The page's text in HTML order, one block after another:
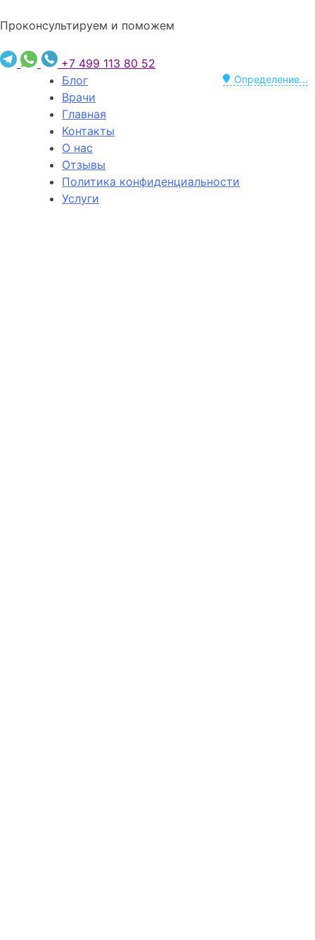
Проконсультируем и поможем
+7 499 113 80 52
Определение...
Блог
Врачи
Главная
Контакты
О нас
Отзывы
Политика конфиденциальности
Услуги